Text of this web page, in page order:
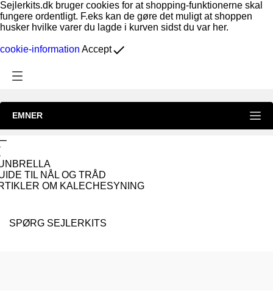
Sejlerkits.dk bruger cookies for at shopping-funktionerne skal
fungere ordentligt. F.eks kan de gøre det muligt at shoppen
husker hvilke varer du lagde i kurven sidst du var her.
cookie-information Acceptdone
EMNER
TIL NÅL OG TRÅD
OM KALECHESYNING
SPØRG SEJLERKITS